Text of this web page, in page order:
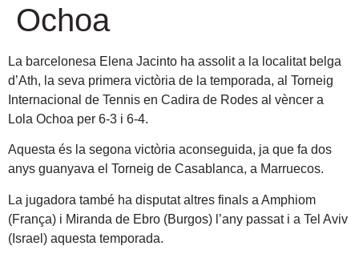
Ochoa
La barcelonesa Elena Jacinto ha assolit a la localitat belga
d’Ath, la seva primera victòria de la temporada, al Torneig
Internacional de Tennis en Cadira de Rodes al vèncer a
Lola Ochoa per 6-3 i 6-4.
Aquesta és la segona victòria aconseguida, ja que fa dos
anys guanyava el Torneig de Casablanca, a Marruecos.
La jugadora també ha disputat altres finals a Amphiom
(França) i Miranda de Ebro (Burgos) l’any passat i a Tel Aviv
(Israel) aquesta temporada.